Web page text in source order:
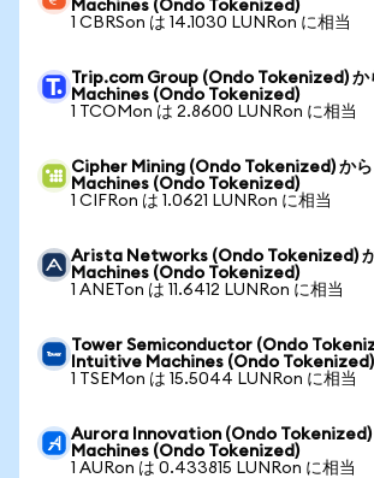
Machines (Ondo Tokenized)
1 CBRSon は 14.1030 LUNRon に相当
Trip.com Group (Ondo Tokenized)
Machines (Ondo Tokenized)
1 TCOMon は 2.8600 LUNRon に相当
Cipher Mining (Ondo Tokenized) か
Machines (Ondo Tokenized)
1 CIFRon は 1.0621 LUNRon に相当
Arista Networks (Ondo Tokenized)
Machines (Ondo Tokenized)
1 ANETon は 11.6412 LUNRon に相当
Tower Semiconductor (Ondo
Intuitive Machines (Ondo Tokenized)
1 TSEMon は 15.5044 LUNRon に相当
Aurora Innovation (Ondo
Machines (Ondo Tokenized)
1 AURon は 0.433815 LUNRon に相当